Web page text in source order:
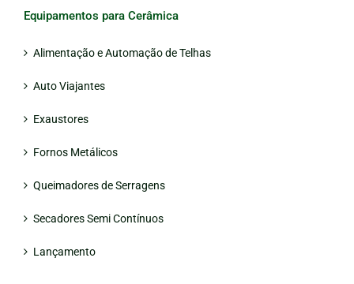
Equipamentos para Cerâmica
Alimentação e Automação de Telhas
Auto Viajantes
Exaustores
Fornos Metálicos
Queimadores de Serragens
Secadores Semi Contínuos
Lançamento